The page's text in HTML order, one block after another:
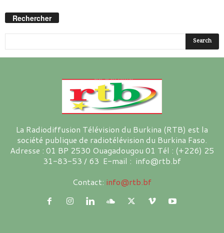
Rechercher
La Radiodiffusion Télévision du Burkina (RTB) est la
société publique de radiotélévision du Burkina Faso.
Adresse : 01 BP 2530 Ouagadougou 01 Tél : (+226) 25
31-83-53 / 63 E-mail : info@rtb.bf
Contact: info@rtb.bf